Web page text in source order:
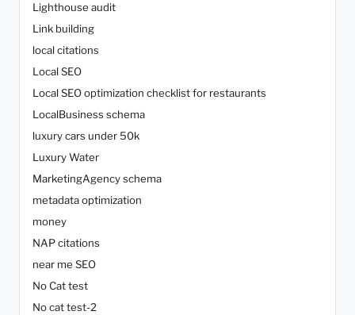
Lighthouse audit
Link building
local citations
Local SEO
Local SEO optimization checklist for restaurants
LocalBusiness schema
luxury cars under 50k
Luxury Water
MarketingAgency schema
metadata optimization
money
NAP citations
near me SEO
No Cat test
No cat test-2